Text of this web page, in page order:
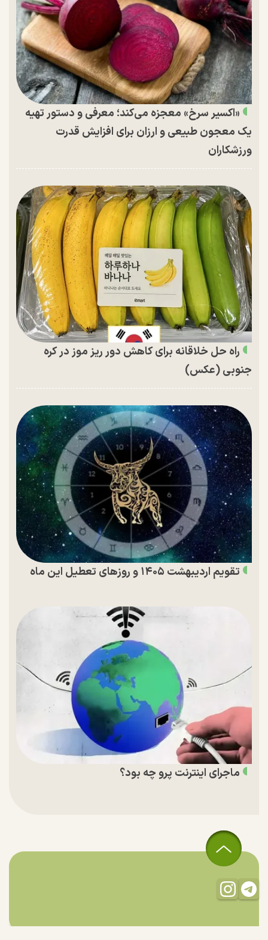
«اکسیر سرخ» معجزه می‌کند؛ معرفی و دستور تهیه
یک معجون طبیعی و ارزان برای افزایش قدرت
ورزشکاران
راه حل خلاقانه برای کاهش دور ریز موز در کره
جنوبی (عکس)
تقویم اردیبهشت ۱۴۰۵ و روز‌های تعطیل این ماه
ماجرای اینترنت پرو چه بود؟